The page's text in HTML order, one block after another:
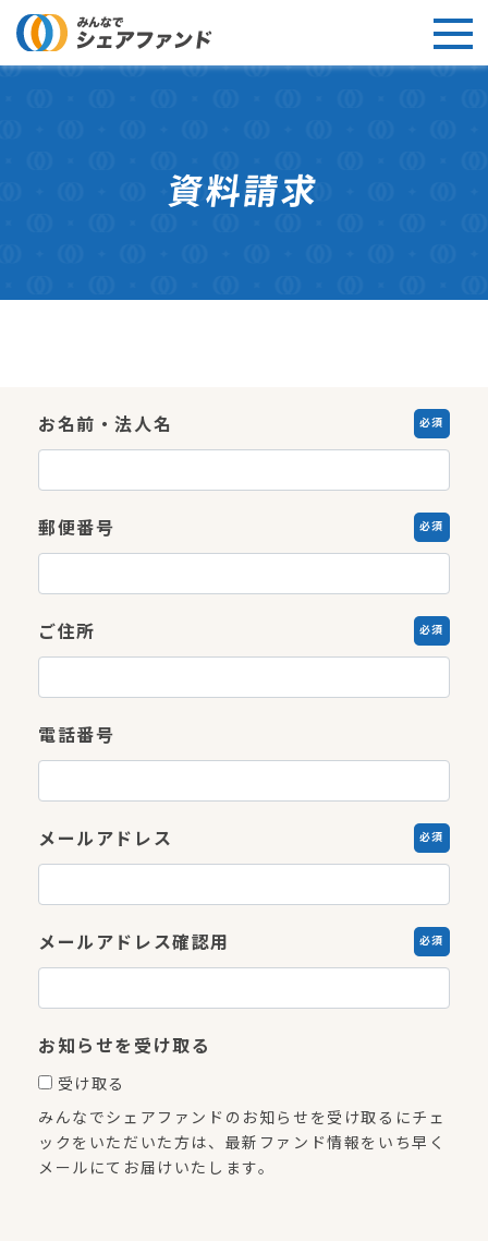
資料請求
お名前・法人名 必須
郵便番号 必須
ご住所 必須
電話番号
メールアドレス 必須
メールアドレス確認用 必須
お知らせを受け取る
受け取る
みんなでシェアファンドのお知らせを受け取るにチェ
ックをいただいた方は、最新ファンド情報をいち早く
メールにてお届けいたします。